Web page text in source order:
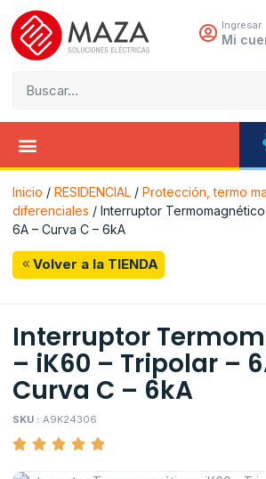
Ingresar
Mi
Inicio / RESIDENCIAL / Protección, termo
diferenciales / Interruptor
6A – Curva C – 6kA
Volver a la TIENDA
Interruptor
– iK60 – Tripolar –
Curva C – 6kA
SKU : A9K24306